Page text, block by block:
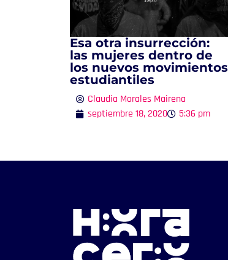
Esa otra insurrección:
las mujeres dentro de
los nuevos movimientos
estudiantiles
Claudia Morales Mairena
septiembre 18, 2020
5:36 pm